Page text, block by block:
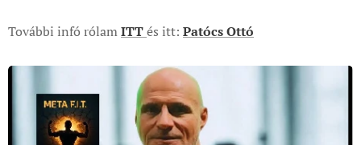
További infó rólamITTés itt: Patócs Ottó